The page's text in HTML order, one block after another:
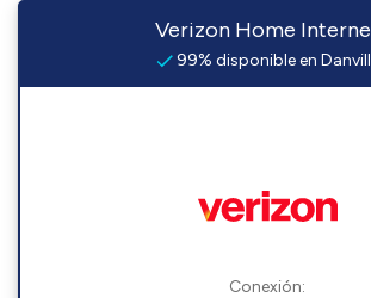
Verizon Home
99% disponible en
Conexión: